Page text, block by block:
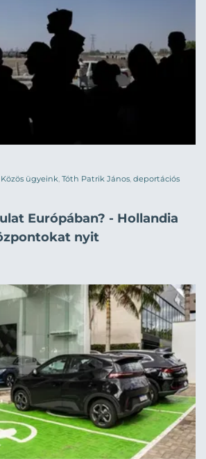
Közös ügyeink, Tóth Patrik János, deportációs
Európában? - Hollandia
nyit